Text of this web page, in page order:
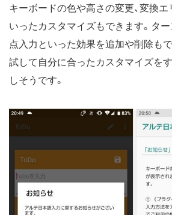
キーボードの色や高さの変更、変換
いったカスタマイズもできます。タ
点入力といった効果を追加や削除も
試して自分に合ったカスタマイズを
しそうです。